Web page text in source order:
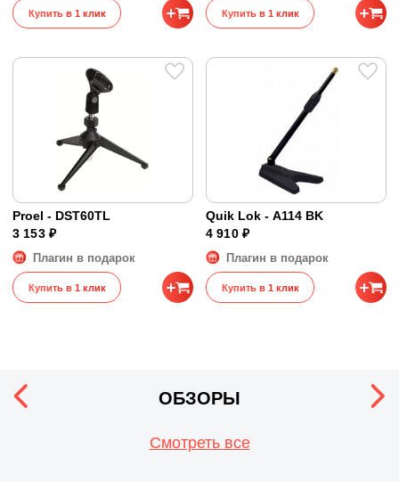
Купить в 1 клик Купить в 1 клик
Proel - DST60TL
3 153 ₽
Плагин в подарок
Купить в 1 клик
Quik Lok - A114 BK
4 910 ₽
Плагин в подарок
Купить в 1 клик
ОБЗОРЫ
Смотреть все